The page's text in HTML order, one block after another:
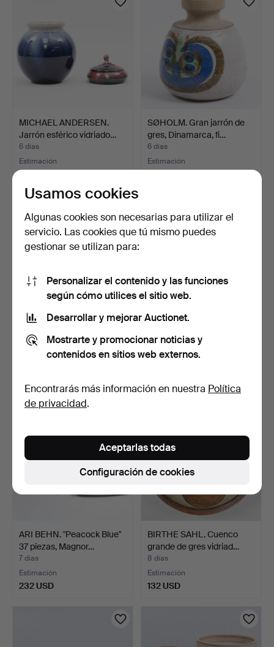
MICHAEL ANDERSEN.
Jarrón esférico vidriado…
6 días
Estimación
186 USD
SØHOLM. Gran jarrón de
gres, Dinamarca, fi…
6 días
Estimación
escultura / jarrón e…
cerámica vidriada,…
7 días
ARI BEHN. "Peacock Blue"
37 piezas, Magnor…
7 días
Estimación
232 USD
BIRTHE SAHL. Cuenco
grande de gres vidriad…
8 días
Estimación
132 USD
Usamos cookies
Algunas cookies son necesarias para utilizar el
servicio. Las cookies que tú mismo puedes
gestionar se utilizan para:
Personalizar el contenido y las funciones
según cómo utilices el sitio web.
Desarrollar y mejorar Auctionet.
Mostrarte y promocionar noticias y
contenidos en sitios web externos.
Encontrarás más información en nuestra Política
de privacidad.
Configuración de cookies
Aceptarlas todas